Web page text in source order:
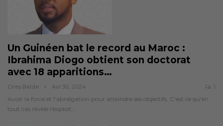
Un Guinéen bat le record au Maroc :
Ibrahima Diogo obtient son doctorat
avec 18 apparitions…
Cirey.balde Avr 30, 2024 1
Avoir la force et l'abnégation pour atteindre ses objectifs. C'est ce qu'en
tout cas révèle l'exploit…